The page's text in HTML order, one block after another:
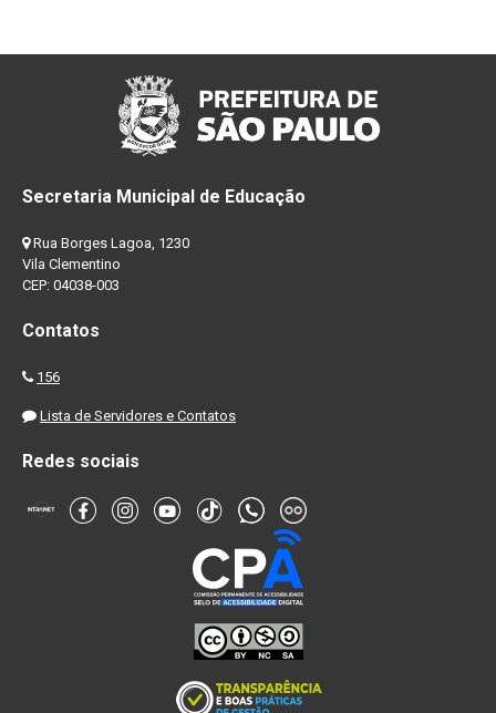
Secretaria Municipal de Educação
Rua Borges Lagoa, 1230
Vila Clementino
CEP: 04038-003
Contatos
156
Lista de Servidores e Contatos
Redes sociais